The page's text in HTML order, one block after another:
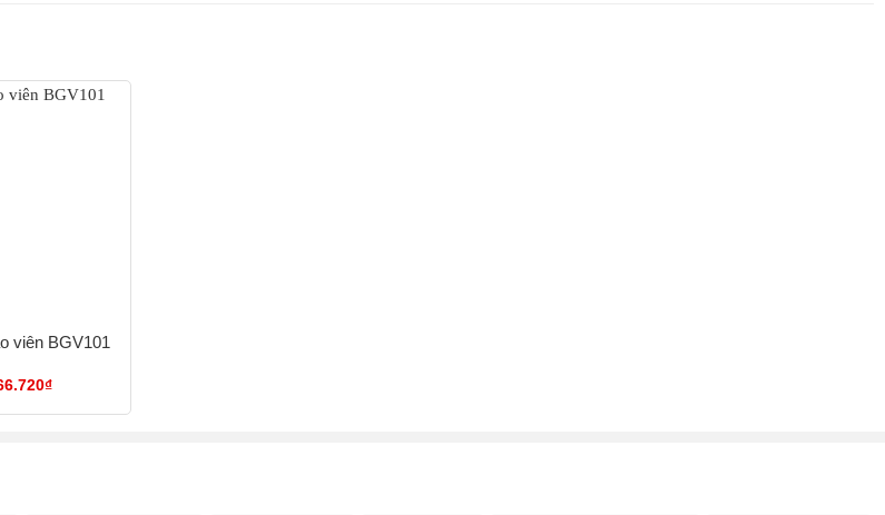
viên BGV101
₫